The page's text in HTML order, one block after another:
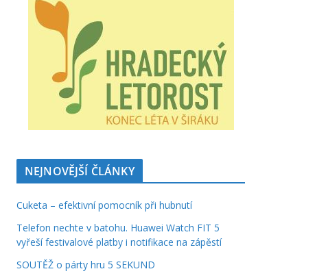
NEJNOVĚJŠÍ ČLÁNKY
Cuketa – efektivní pomocník při hubnutí
Telefon nechte v batohu. Huawei Watch FIT 5
vyřeší festivalové platby i notifikace na zápěstí
SOUTĚŽ o párty hru 5 SEKUND